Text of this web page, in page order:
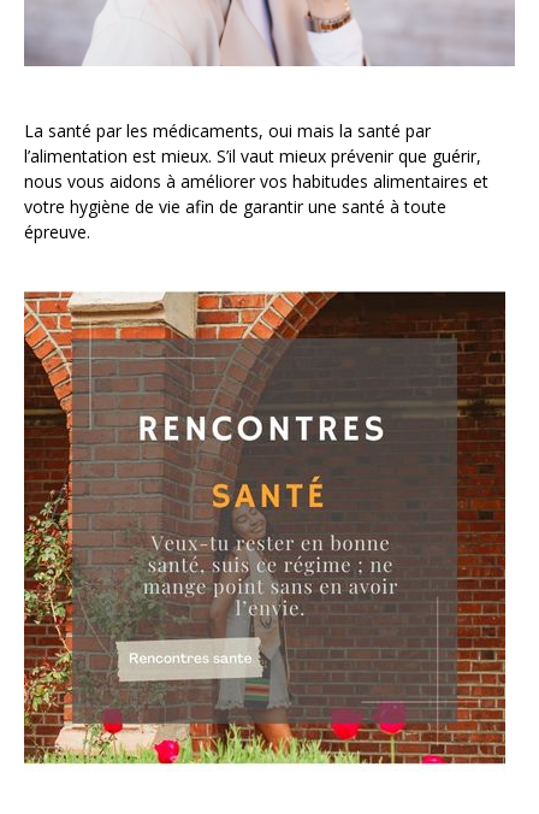
La santé par les médicaments, oui mais la santé par
l’alimentation est mieux. S’il vaut mieux prévenir que guérir,
nous vous aidons à améliorer vos habitudes alimentaires et
votre hygiène de vie afin de garantir une santé à toute
épreuve.